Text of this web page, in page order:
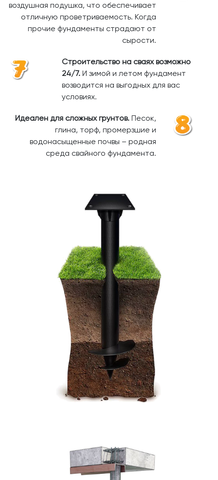
воздушная подушка, что обеспечивает
отличную проветриваемость. Когда
прочие фундаменты страдают от
сырости.
Строительство на сваях возможно
24/7. И зимой и летом фундамент
возводится на выгодных для вас
условиях.
Идеален для сложных грунтов. Песок,
глина, торф, промерзшие и
водонасыщенные почвы – родная
среда свайного фундамента.